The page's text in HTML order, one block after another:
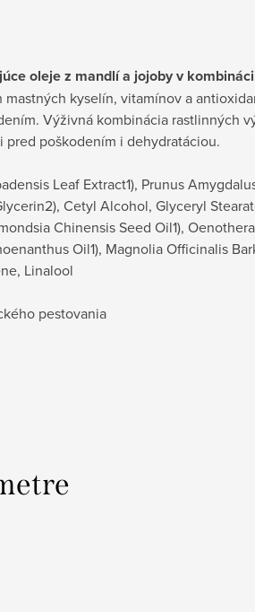
oleje z mandlí a jojoby v
kyselín, vitamínov a
Výživná kombinácia rastlinných
poškodením i dehydratáciou.
Leaf Extract1), Prunus
Cetyl Alcohol, Glyceryl
Chinensis Seed Oil1),
Oil1), Magnolia Officinalis
Linalool
pestovania